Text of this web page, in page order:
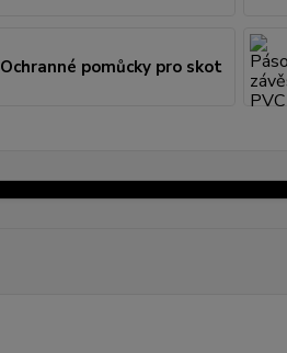
Ochranné pomůcky pro skot